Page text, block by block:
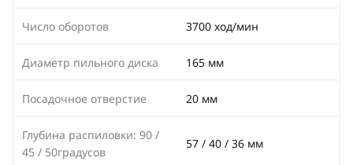
Число оборотов 3700 ход/мин
Диаметр пильного диска 165 мм
Посадочное отверстие 20 мм
Глубина распиловки: 90 /
45 / 50градусов
57 / 40 / 36 мм